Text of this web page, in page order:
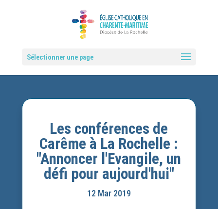
Sélectionner une page
Les conférences de
Carême à La Rochelle :
"Annoncer l'Evangile, un
défi pour aujourd'hui"
12 Mar 2019